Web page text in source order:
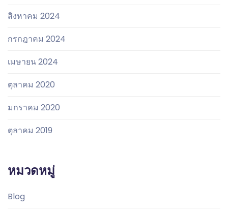
สิงหาคม 2024
กรกฎาคม 2024
เมษายน 2024
ตุลาคม 2020
มกราคม 2020
ตุลาคม 2019
หมวดหมู่
Blog